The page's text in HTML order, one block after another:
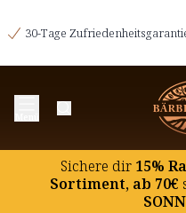
30-Tage
Sichere dir15%
Sortiment, ab 70€